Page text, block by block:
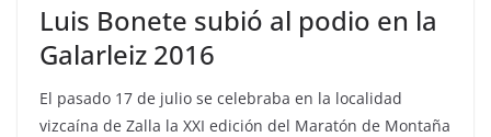
Luis Bonete subió al podio en la
Galarleiz 2016
El pasado 17 de julio se celebraba en la localidad
vizcaína de Zalla la XXI edición del Maratón de Montaña